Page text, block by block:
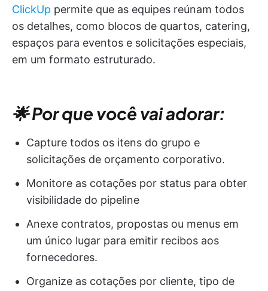
ClickUp permite que as equipes reúnam todos
os detalhes, como blocos de quartos, catering,
espaços para eventos e solicitações especiais,
em um formato estruturado.
🌟 Por que você vai adorar:
Capture todos os itens do grupo e
solicitações de orçamento corporativo.
Monitore as cotações por status para obter
visibilidade do pipeline
Anexe contratos, propostas ou menus em
um único lugar para emitir recibos aos
fornecedores.
Organize as cotações por cliente, tipo de